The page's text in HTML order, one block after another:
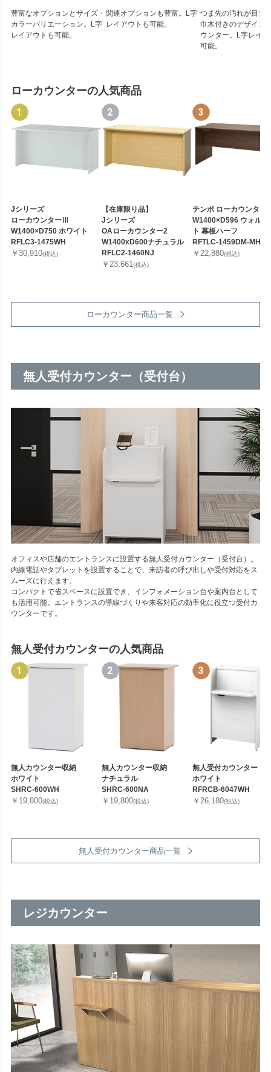
豊富なオプションとサイズ・
カラーバリエーション。L字
レイアウトも可能。
関連オプションも豊富。L字
レイアウトも可能。
つま先の汚れが目立
巾木付きのデザイン
ウンター。L字レイ
可能。
ローカウンターの人気商品
Jシリーズ
ローカウンターⅢ
W1400×D750 ホワイト
RFLC3-1475WH
￥30,910(税込)
【在庫限り品】
Jシリーズ
OAローカウンター2
W1400xD600ナチュラル
RFLC2-1460NJ
￥23,661(税込)
テンポ ローカウンター
W1400×D596 ウォルナ
ト 幕板ハーフ
RFTLC-1459DM-MH
￥22,880(税込)
ローカウンター商品一覧
無人受付カウンター（受付台）
オフィスや店舗のエントランスに設置する無人受付カウンター（受付台）。
内線電話やタブレットを設置することで、来訪者の呼び出しや受付対応をス
ムーズに行えます。
コンパクトで省スペースに設置でき、インフォメーション台や案内台として
も活用可能。エントランスの導線づくりや来客対応の効率化に役立つ受付カ
ウンターです。
無人受付カウンターの人気商品
無人カウンター収納
ホワイト
SHRC-600WH
￥19,800(税込)
無人カウンター収納
ナチュラル
SHRC-600NA
￥19,800(税込)
無人受付カウンター
ホワイト
RFRCB-6047WH
￥26,180(税込)
無人受付カウンター商品一覧
レジカウンター